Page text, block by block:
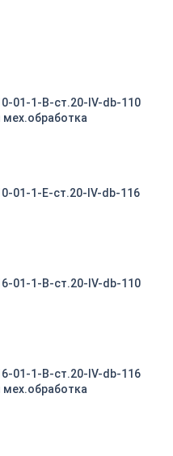
01-1-B-ст.20-IV-db-110
01-1-E-ст.20-IV-db-116
01-1-B-ст.20-IV-db-110
01-1-B-ст.20-IV-db-116